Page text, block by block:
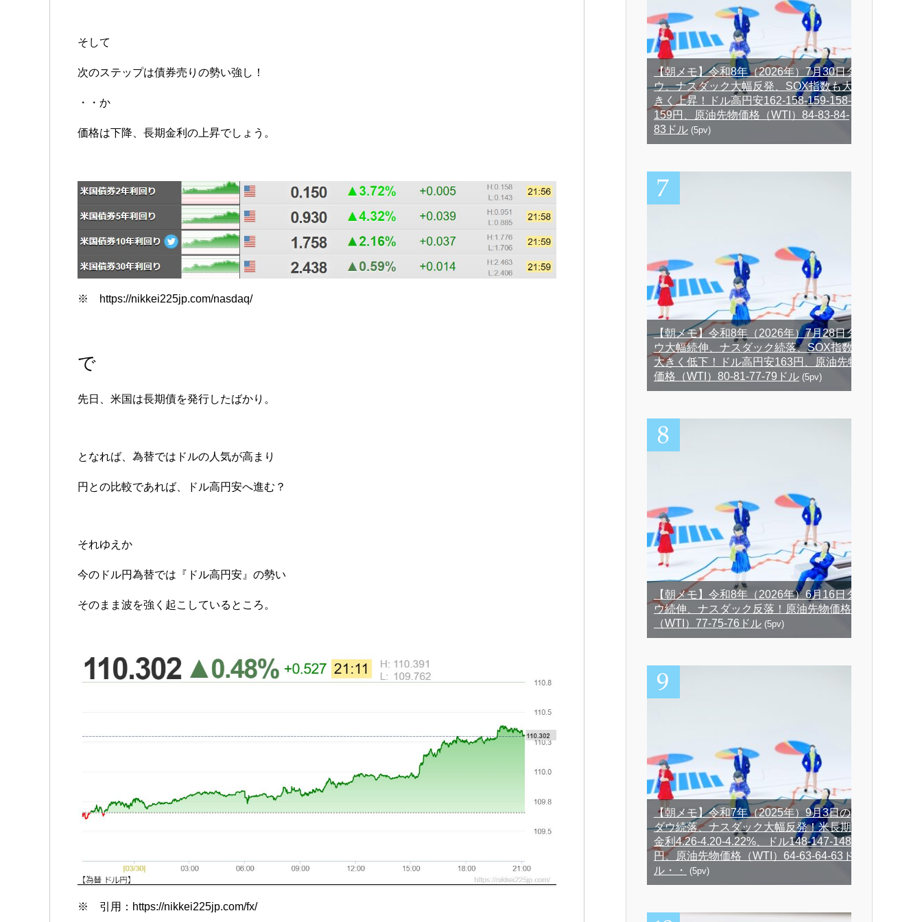
そして
次のステップは債券売りの勢い強し！
・・か
価格は下降、長期金利の上昇でしょう。
※ https://nikkei225jp.com/nasdaq/
で
先日、米国は長期債を発行したばかり。
となれば、為替ではドルの人気が高まり
円との比較であれば、ドル高円安へ進む？
それゆえか
今のドル円為替では『ドル高円安』の勢い
そのまま波を強く起こしているところ。
※ 引用：https://nikkei225jp.com/fx/
【朝メモ】令和8年（2026年）7月30日ダ
ウ、ナスダック大幅反発、SOX指数も大
きく上昇！ドル高円安162-158-159-158-
159円、原油先物価格（WTI）84-83-84-
83ドル (5pv)
【朝メモ】令和8年（2026年）7月28日ダ
ウ大幅続伸、ナスダック続落、SOX指数
大きく低下！ドル高円安163円、原油先物
価格（WTI）80-81-77-79ドル (5pv)
【朝メモ】令和8年（2026年）6月16日ダ
ウ続伸、ナスダック反落！原油先物価格
（WTI）77-75-76ドル (5pv)
【朝メモ】令和7年（2025年）9月3日の
ダウ続落、ナスダック大幅反発！米長期
金利4.26-4.20-4.22%、ドル148-147-148
円、原油先物価格（WTI）64-63-64-63ド
ル・・
(5pv)